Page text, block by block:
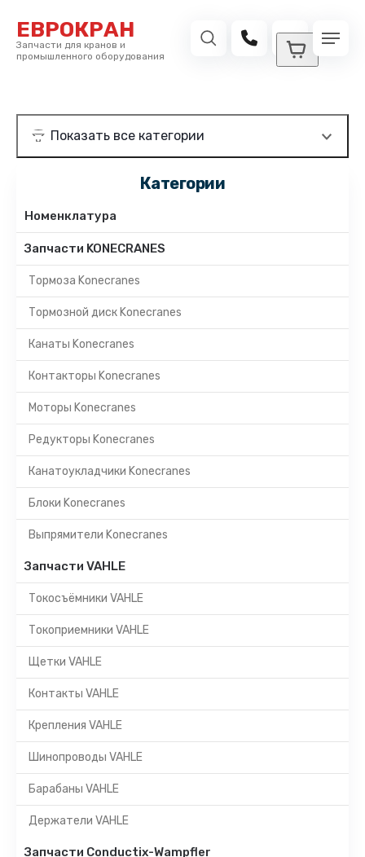
ЕВРОКРАН
Запчасти для кранов и
промышленного оборудования
Категории
Номенклатура
Запчасти KONECRANES
Тормоза Konecranes
Тормозной диск Konecranes
Канаты Konecranes
Контакторы Konecranes
Моторы Konecranes
Редукторы Konecranes
Канатоукладчики Konecranes
Блоки Konecranes
Выпрямители Konecranes
Запчасти VAHLE
Токосъёмники VAHLE
Токоприемники VAHLE
Щетки VAHLE
Контакты VAHLE
Крепления VAHLE
Шинопроводы VAHLE
Барабаны VAHLE
Держатели VAHLE
Запчасти Conductix-Wampfler